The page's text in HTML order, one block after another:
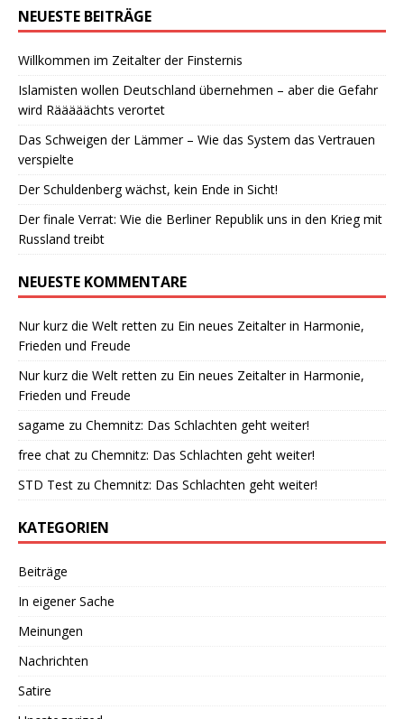
NEUESTE BEITRÄGE
Willkommen im Zeitalter der Finsternis
Islamisten wollen Deutschland übernehmen – aber die Gefahr
wird Rääääächts verortet
Das Schweigen der Lämmer – Wie das System das Vertrauen
verspielte
Der Schuldenberg wächst, kein Ende in Sicht!
Der finale Verrat: Wie die Berliner Republik uns in den Krieg mit
Russland treibt
NEUESTE KOMMENTARE
Nur kurz die Welt retten zu Ein neues Zeitalter in Harmonie,
Frieden und Freude
Nur kurz die Welt retten zu Ein neues Zeitalter in Harmonie,
Frieden und Freude
sagame zu Chemnitz: Das Schlachten geht weiter!
free chat zu Chemnitz: Das Schlachten geht weiter!
STD Test zu Chemnitz: Das Schlachten geht weiter!
KATEGORIEN
Beiträge
In eigener Sache
Meinungen
Nachrichten
Satire